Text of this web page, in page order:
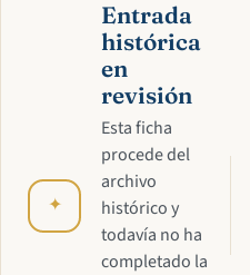
✦
Entrada
histórica
en
revisión
Esta ficha
procede del
archivo
histórico y
todavía no ha
completado la